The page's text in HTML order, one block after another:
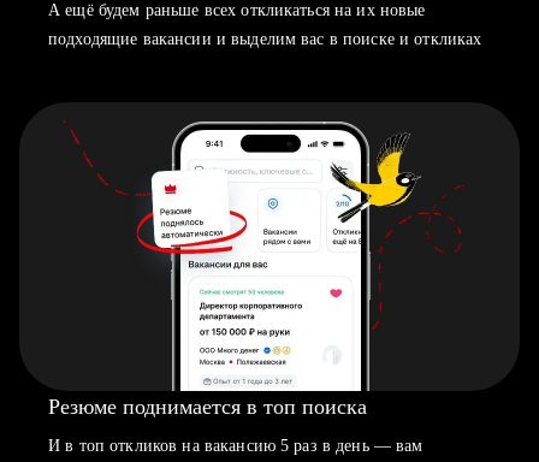
А ещё будем раньше всех откликаться на их новые
подходящие вакансии и выделим вас в поиске и откликах
Резюме поднимается в топ поиска
И в топ откликов на вакансию 5 раз в день — вам